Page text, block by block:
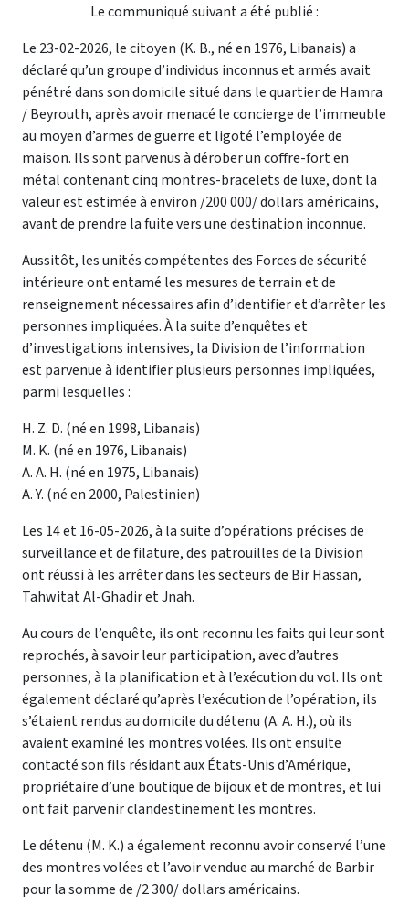
Le communiqué suivant a été publié :
Le 23-02-2026, le citoyen (K. B., né en 1976, Libanais) a
déclaré qu’un groupe d’individus inconnus et armés avait
pénétré dans son domicile situé dans le quartier de Hamra
/ Beyrouth, après avoir menacé le concierge de l’immeuble
au moyen d’armes de guerre et ligoté l’employée de
maison. Ils sont parvenus à dérober un coffre-fort en
métal contenant cinq montres-bracelets de luxe, dont la
valeur est estimée à environ /200 000/ dollars américains,
avant de prendre la fuite vers une destination inconnue.
Aussitôt, les unités compétentes des Forces de sécurité
intérieure ont entamé les mesures de terrain et de
renseignement nécessaires afin d’identifier et d’arrêter les
personnes impliquées. À la suite d’enquêtes et
d’investigations intensives, la Division de l’information
est parvenue à identifier plusieurs personnes impliquées,
parmi lesquelles :
H. Z. D. (né en 1998, Libanais)
M. K. (né en 1976, Libanais)
A. A. H. (né en 1975, Libanais)
A. Y. (né en 2000, Palestinien)
Les 14 et 16-05-2026, à la suite d’opérations précises de
surveillance et de filature, des patrouilles de la Division
ont réussi à les arrêter dans les secteurs de Bir Hassan,
Tahwitat Al-Ghadir et Jnah.
Au cours de l’enquête, ils ont reconnu les faits qui leur sont
reprochés, à savoir leur participation, avec d’autres
personnes, à la planification et à l’exécution du vol. Ils ont
également déclaré qu’après l’exécution de l’opération, ils
s’étaient rendus au domicile du détenu (A. A. H.), où ils
avaient examiné les montres volées. Ils ont ensuite
contacté son fils résidant aux États-Unis d’Amérique,
propriétaire d’une boutique de bijoux et de montres, et lui
ont fait parvenir clandestinement les montres.
Le détenu (M. K.) a également reconnu avoir conservé l’une
des montres volées et l’avoir vendue au marché de Barbir
pour la somme de /2 300/ dollars américains.